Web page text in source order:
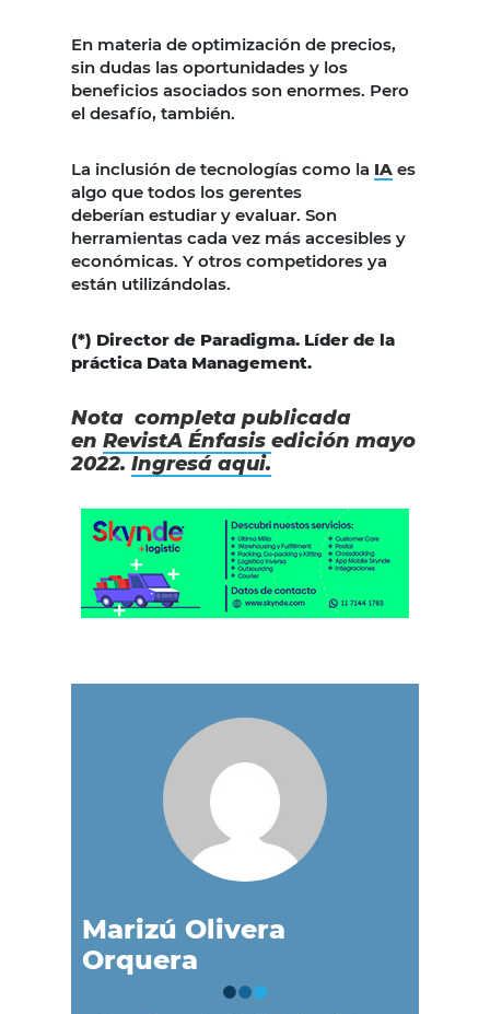
En materia de optimización de precios,
sin dudas las oportunidades y los
beneficios asociados son enormes. Pero
el desafío, también.
La inclusión de tecnologías como la IA es
algo que todos los gerentes
deberían estudiar y evaluar. Son
herramientas cada vez más accesibles y
económicas. Y otros competidores ya
están utilizándolas.
(*) Director de Paradigma. Líder de la
práctica Data Management.
Nota completa publicada
en RevistA Énfasis edición mayo
2022. Ingresá aqui.
Marizú Olivera
Orquera